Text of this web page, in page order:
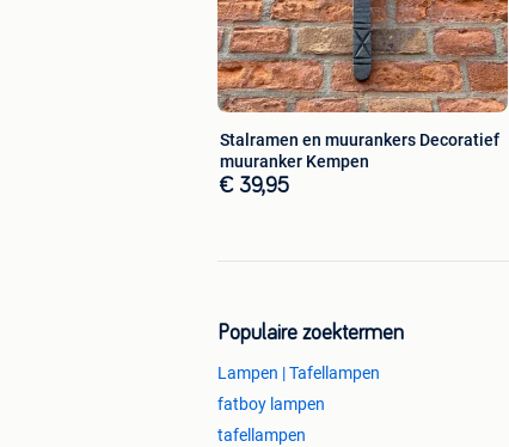
Stalramen en muurankers Decoratief
muuranker Kempen
€ 39,95
Populaire zoektermen
Lampen | Tafellampen
fatboy lampen
tafellampen